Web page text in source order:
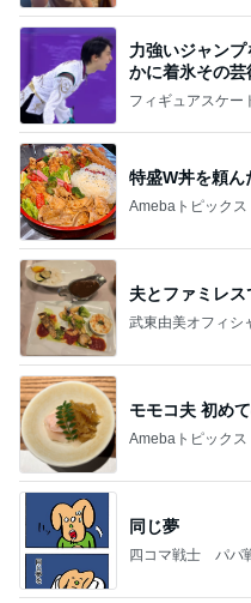
力強いジャン
かに着氷その
なす
フィギュアスケー
特盛W丼を頼ん
Amebaトピックス
夫とファミレ
武東由美オフィシ
モモコ夫 初め
Amebaトピックス
同じ夢
四コマ戦士 パパ